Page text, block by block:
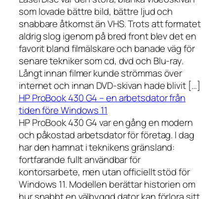
som lovade bättre bild, bättre ljud och
snabbare åtkomst än VHS. Trots att formatet
aldrig slog igenom på bred front blev det en
favorit bland filmälskare och banade väg för
senare tekniker som cd, dvd och Blu-ray.
Långt innan filmer kunde strömmas över
internet och innan DVD-skivan hade blivit […]
HP ProBook 430 G4 – en arbetsdator från
tiden före Windows 11
HP ProBook 430 G4 var en gång en modern
och påkostad arbetsdator för företag. I dag
har den hamnat i teknikens gränsland:
fortfarande fullt användbar för
kontorsarbete, men utan officiellt stöd för
Windows 11. Modellen berättar historien om